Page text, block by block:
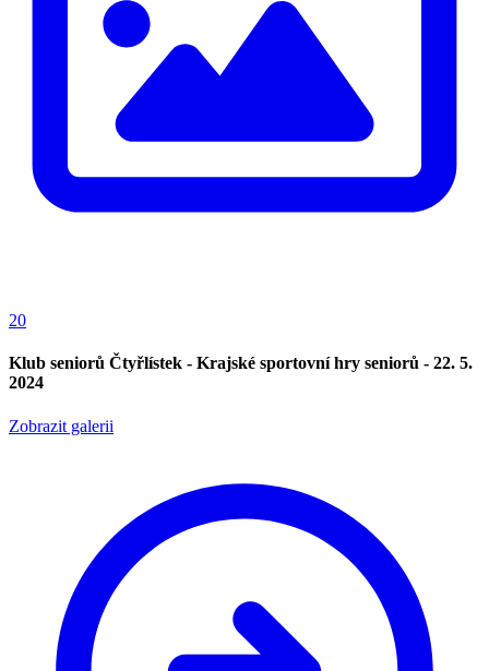
20
Klub seniorů Čtyřlístek - Krajské sportovní hry seniorů - 22. 5.
2024
Zobrazit galerii